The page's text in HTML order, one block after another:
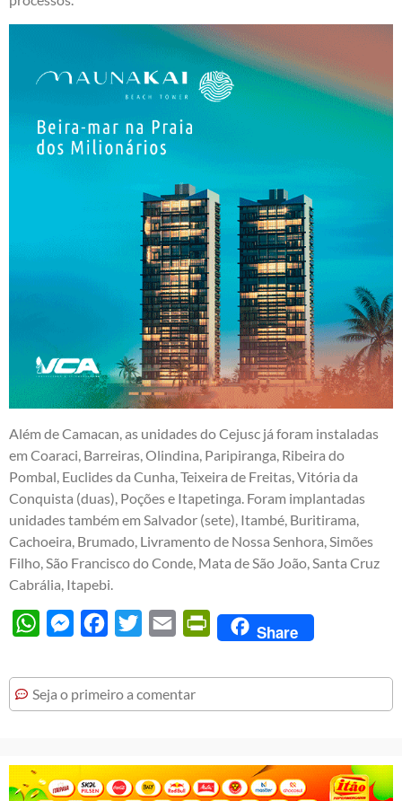
Além de Camacan, as unidades do Cejusc já foram instaladas
em Coaraci, Barreiras, Olindina, Paripiranga, Ribeira do
Pombal, Euclides da Cunha, Teixeira de Freitas, Vitória da
Conquista (duas), Poções e Itapetinga. Foram implantadas
unidades também em Salvador (sete), Itambé, Buritirama,
Cachoeira, Brumado, Livramento de Nossa Senhora, Simões
Filho, São Francisco do Conde, Mata de São João, Santa Cruz
Cabrália, Itapebi.
WhatsAppMessengerFacebook
Twitter Email PrintFriendly
Share
Seja o primeiro a comentar